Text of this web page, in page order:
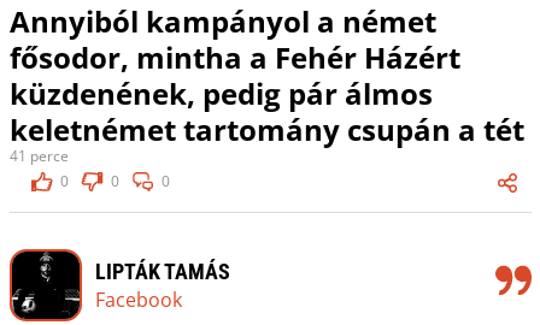
Annyiból kampányol a német
fősodor, mintha a Fehér Házért
küzdenének, pedig pár álmos
keletnémet tartomány csupán a tét
41 perce
0
0 0
LIPTÁK TAMÁS
Facebook